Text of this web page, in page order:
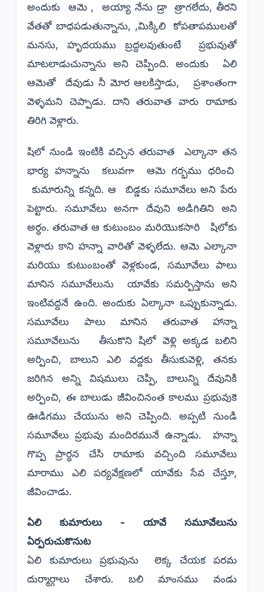
అందుకు ఆమె , అయ్యా నేను డ్రా త్రాగలేదు, తీరని
వేతతో బాధపడుతున్నాను, ,మిక్కిలి కోపతాపములతో
మనసు, హృదయము బ్రద్దలవుతుంటే ప్రభువుతో
మాటలాడుచున్నాను అని చెప్పింది. అందుకు ఏలి
ఆమెతో దేవుడు నీ మోర ఆలకిస్తాడు, ప్రశాంతంగా
వెళ్ళమని చెప్పాడు. దాని తరువాత వారు రామాకు
తిరిగి వెళ్లారు.
షిలో నుండి ఇంటికి వచ్చిన తరువాత ఎల్కానా తన
భార్య హన్నాను కలువగా ఆమె గర్భము ధరించి
కుమారున్ని కన్నది. ఆ బిడ్డకు సమూవేలు అని పేరు
పెట్టారు. సమూవేలు అనగా దేవుని అడిగితిని అని
అర్ధం. తరువాత ఆ కుటుంబం మరియొకసారి షిలోకు
వెళ్లారు కాని హన్నా వారితో వెళ్ళలేదు. ఆమె ఎల్కానా
మరియు కుటుంబంతో వెళ్లకుండ, సమూవేలు పాలు
మానిన సమూవేలును యావేకు సమర్పిస్తాను అని
ఇంటివద్దనే ఉంది. అందుకు ఏల్కానా ఒప్పుకున్నాడు.
సమూవేలు పాలు మానిన తరువాత హాన్నా
సమూవేలును తీసుకొని షిలో వెళ్లి అక్కడ బలిని
అర్పించి, బాలుని ఎలి వద్దకు తీసుకువెళ్లి, తనకు
జరిగిన అన్ని విషములు చెప్పి, బాలున్ని దేవునికి
అర్పించి, ఈ బాలుడు జీవించినంత కాలము ప్రభువుకె
ఊడిగము చేయును అని చెప్పింది. అప్పటి నుండి
సమూవేలు ప్రభువు మందిరమునే ఉన్నాడు. హన్నా
గొప్ప ప్రార్థన చేసి రామాకు వచ్చింది సమూవేలు
మారాము ఎలి పర్యవేక్షణలో యావేకు సేవ చేస్తూ,
జీవించాడు.
ఏలి కుమారులు - యావే సమూవేలును
ఏర్పరుచుకొనుట
ఏలి కుమారులు ప్రభువును లెక్క చేయక పరమ
దుర్మార్గాలు చేశారు. బలి మాంసము వండు